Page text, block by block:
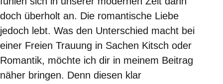
doch überholt an. Die romantische Liebe
jedoch lebt. Was den Unterschied macht bei
einer Freien Trauung in Sachen Kitsch oder
Romantik, möchte ich dir in meinem Beitrag
näher bringen. Denn diesen klar